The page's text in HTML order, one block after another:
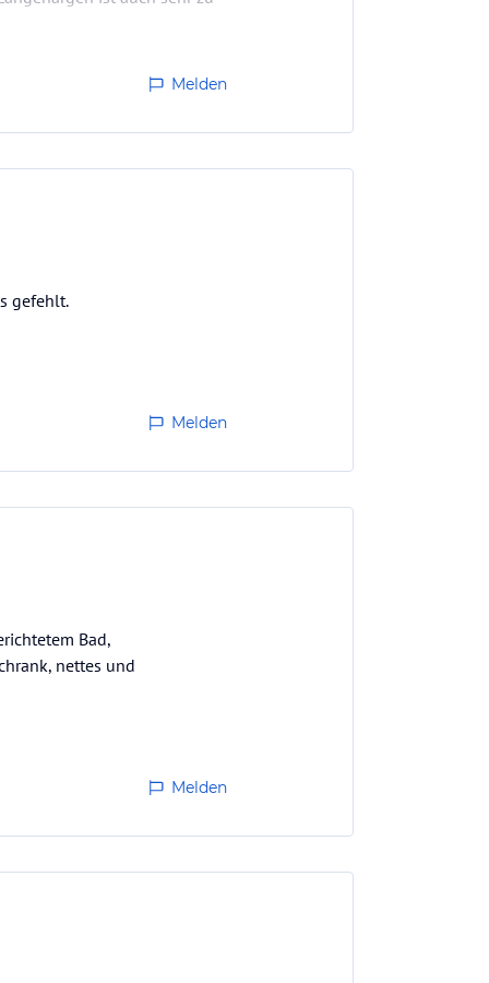
Melden
gefehlt.
Melden
Bad,
nettes und
Melden